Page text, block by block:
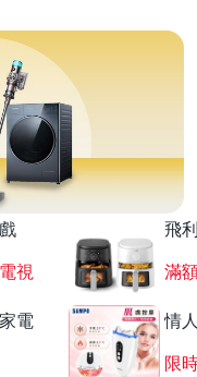
視
飛
滿
電
情
限